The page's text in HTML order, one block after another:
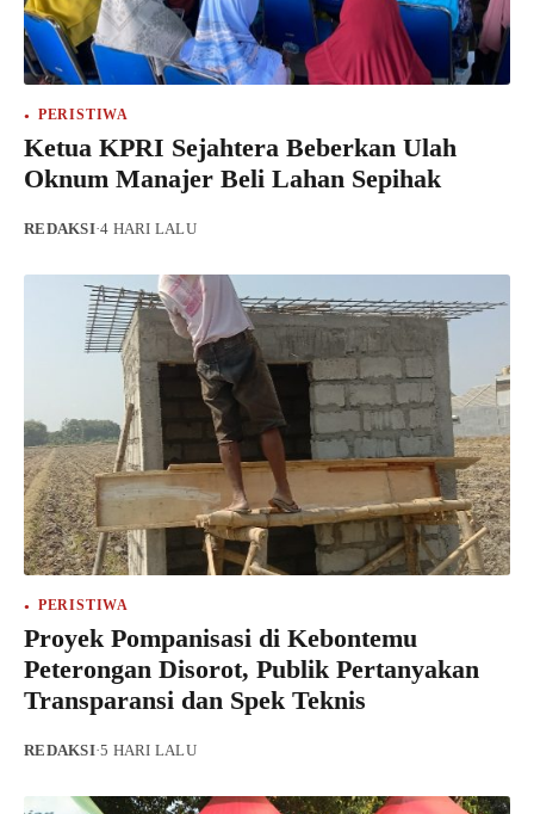
PERISTIWA
Ketua KPRI Sejahtera Beberkan Ulah
Oknum Manajer Beli Lahan Sepihak
REDAKSI·4 HARI LALU
PERISTIWA
Proyek Pompanisasi di Kebontemu
Peterongan Disorot, Publik Pertanyakan
Transparansi dan Spek Teknis
REDAKSI·5 HARI LALU